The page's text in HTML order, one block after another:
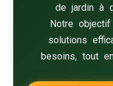
de jardin à
Notre
solutions
besoins, tout